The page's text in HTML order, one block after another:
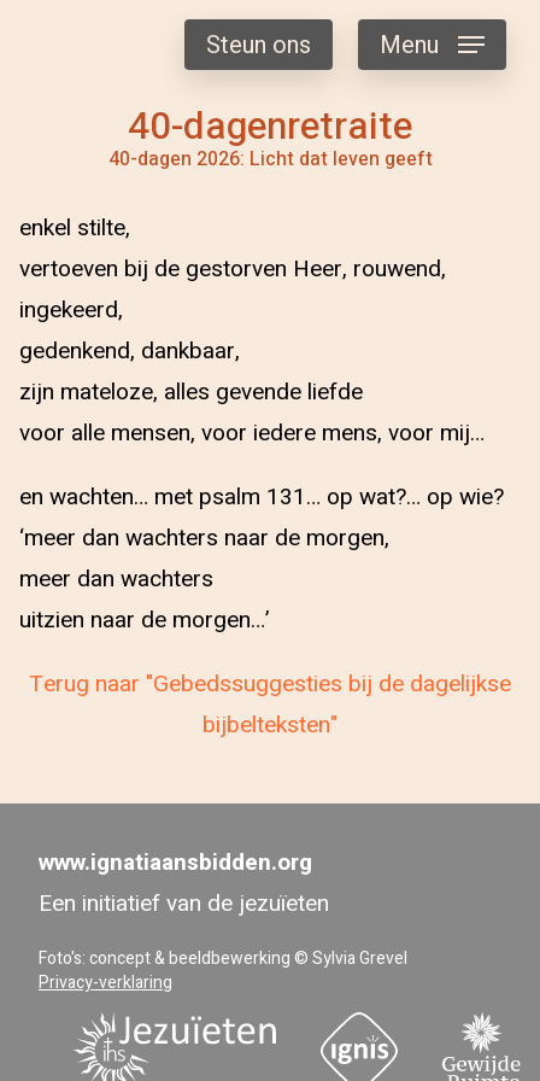
40-dagenretraite
40-dagen 2026: Licht dat leven geeft
Steun ons Menu
enkel stilte,
vertoeven bij de gestorven Heer, rouwend,
ingekeerd,
gedenkend, dankbaar,
zijn mateloze, alles gevende liefde
voor alle mensen, voor iedere mens, voor mij…
en wachten… met psalm 131… op wat?… op wie?
‘meer dan wachters naar de morgen,
meer dan wachters
uitzien naar de morgen…’
Terug naar "Gebedssuggesties bij de dagelijkse
bijbelteksten"
www.ignatiaansbidden.org
Een initiatief van de jezuïeten
Foto's: concept & beeldbewerking © Sylvia Grevel
Privacy-verklaring